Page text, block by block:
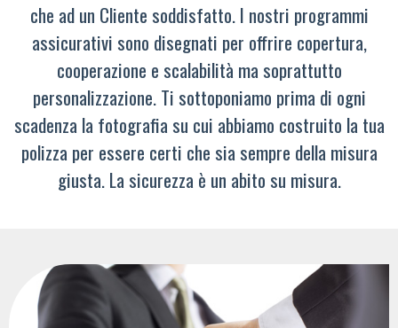
che ad un Cliente soddisfatto. I nostri programmi
assicurativi sono disegnati per offrire copertura,
cooperazione e scalabilità ma soprattutto
personalizzazione. Ti sottoponiamo prima di ogni
scadenza la fotografia su cui abbiamo costruito la tua
polizza per essere certi che sia sempre della misura
giusta. La sicurezza è un abito su misura.